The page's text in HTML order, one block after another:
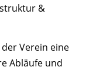
&
Verein eine
Abläufe und